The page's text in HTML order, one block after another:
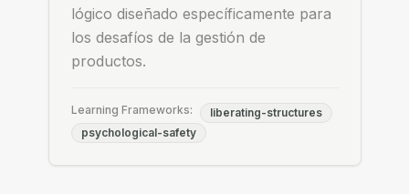
lógico diseñado específicamente para
los desafíos de la gestión de
productos.
Learning Frameworks:
liberating-structures
psychological-safety